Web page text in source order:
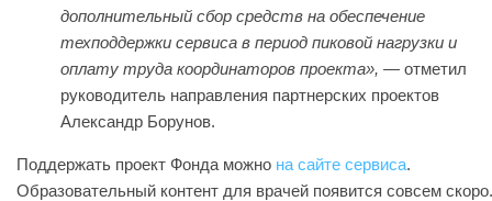
дополнительный сбор средств на обеспечение
техподдержки сервиса в период пиковой нагрузки и
оплату труда координаторов проекта», — отметил
руководитель направления партнерских проектов
Александр Борунов.
Поддержать проект Фонда можно на сайте сервиса.
Образовательный контент для врачей появится совсем